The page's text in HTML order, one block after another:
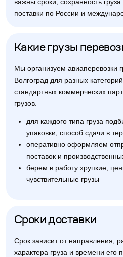
важны сроки, сохранность
поставки по России и
Какие грузы
Мы организуем авиаперевозки
Волгоград для разных
стандартных коммерческих
грузов.
для каждого типа груза
упаковки, способ сдачи в
оперативно оформляем
поставок и
берем в работу хрупкие,
чувствительные грузы
Сроки доставки
Срок зависит от направления,
характера груза и времени его